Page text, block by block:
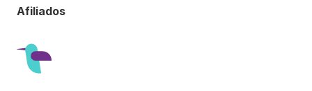
Afiliados